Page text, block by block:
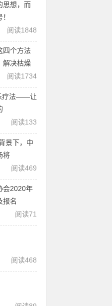
思想，而
阅读1848
四个方法
解决枯燥
阅读1734
疗法——让
阅读133
景下，中
将
阅读469
会2020年
报名
阅读71
阅读468